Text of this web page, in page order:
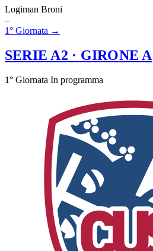
Logiman Broni
–
1° Giornata →
SERIE A2 · GIRONE A
1° Giornata In programma